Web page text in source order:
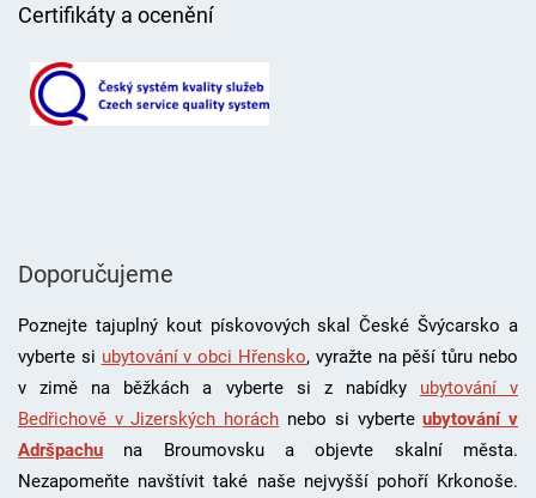
Certifikáty a ocenění
Doporučujeme
Poznejte tajuplný kout pískovových skal České Švýcarsko a
vyberte si ubytování v obci Hřensko, vyražte na pěší tůru nebo
v zimě na běžkách a vyberte si z nabídky ubytování v
Bedřichově v Jizerských horách nebo si vyberteubytování v
Adršpachu
na Broumovsku a objevte skalní města.
Nezapomeňte navštívit také naše nejvyšší pohoří Krkonoše.